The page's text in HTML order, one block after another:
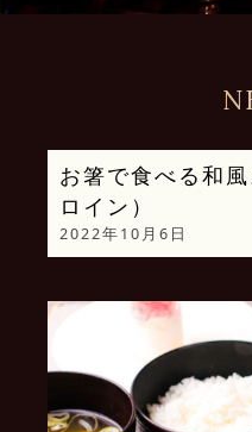
お箸で食べる和
ロイン）
2022年10月6日